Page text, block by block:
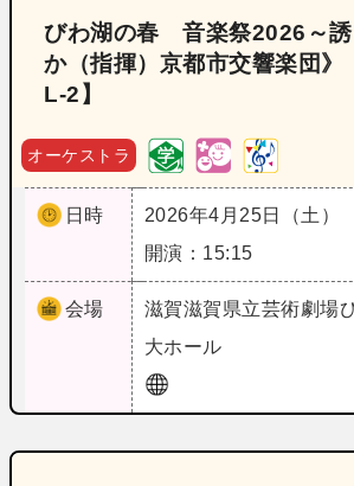
びわ湖の春 音楽祭2026～誘
か（指揮）京都市交響楽団》
L‐2】
オーケストラ
日時
2026年4月25日（土）
開演：15:15
会場 滋賀滋賀県立芸術劇場
大ホール